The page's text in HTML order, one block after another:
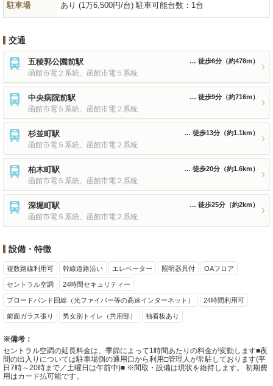
駐車場 あり (1万6,500円/台) 駐車可能台数：1台
交通
五稜郭公園前駅
函館市電２系統、函館市電５系統
徒歩6分 （約478m）
中央病院前駅
函館市電５系統、函館市電２系統
徒歩9分 （約716m）
杉並町駅
函館市電５系統、函館市電２系統
徒歩13分 （約1.1km）
柏木町駅
函館市電５系統、函館市電２系統
徒歩20分 （約1.6km）
深堀町駅
函館市電５系統、函館市電２系統
徒歩25分 （約2km）
設備・特徴
複数路線利用可 幹線道路沿い エレベーター 照明器具付 OAフロア
セントラル空調 24時間セキュリティー
ブロードバンド回線（光ファイバー等の高速インターネット） 24時間利用可
前面ガラス張り 男女別トイレ（共用部） 袖看板あり
※備考：
セントラル空調の延長料金は、季節によって1時間あたりの料金が変動します■夜
間の出入りについては駐車場側の通用口から利用□管理人が常駐しております(平
日7時～20時まで／土曜日は午前中)■ ※間取・設備は現状を維持します。 初期費
用はカード払可能です。